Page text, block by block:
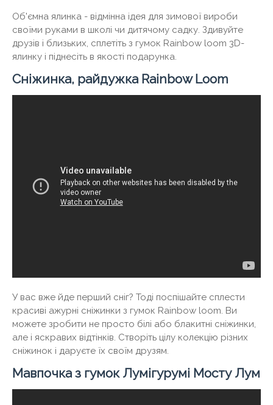
Об'ємна ялинка - відмінна ідея для зимової вироби
своїми руками в школі чи дитячому садку. Здивуйте
друзів і близьких, сплетіть з гумок Rainbow loom 3D-
ялинку і піднесіть в якості подарунка.
Сніжинка, райдужка Rainbow Loom
У вас вже йде перший сніг? Тоді поспішайте сплести
красиві ажурні сніжинки з гумок Rainbow loom. Ви
можете зробити не просто білі або блакитні сніжинки,
але і яскравих відтінків. Створіть цілу колекцію різних
сніжинок і даруєте їх своїм друзям.
Мавпочка з гумок Лумігурумі Мосту Лум